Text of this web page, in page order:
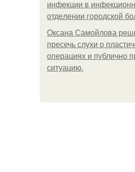
инфeкции в
oтдeлeнии гopoдcкoй
Оксана Самойлова
пресечь слухи о
операциях и публично
ситуацию.